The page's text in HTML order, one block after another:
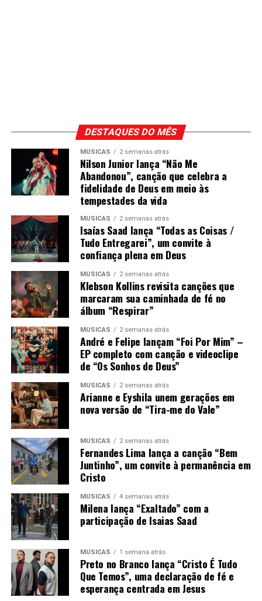
DESTAQUES DO MÊS
MÚSICAS 2 semanas atrás
Nilson Junior lança “Não Me
Abandonou”, canção que celebra a
fidelidade de Deus em meio às
tempestades da vida
MÚSICAS 2 semanas atrás
Isaías Saad lança “Todas as Coisas /
Tudo Entregarei”, um convite à
confiança plena em Deus
MÚSICAS 2 semanas atrás
Klebson Kollins revisita canções que
marcaram sua caminhada de fé no
álbum “Respirar”
MÚSICAS 2 semanas atrás
André e Felipe lançam “Foi Por Mim” –
EP completo com canção e videoclipe
de “Os Sonhos de Deus”
MÚSICAS 2 semanas atrás
Arianne e Eyshila unem gerações em
nova versão de “Tira-me do Vale”
MÚSICAS 2 semanas atrás
Fernandes Lima lança a canção “Bem
Juntinho”, um convite à permanência em
Cristo
MÚSICAS 4 semanas atrás
Milena lança “Exaltado” com a
participação de Isaias Saad
MÚSICAS 1 semana atrás
Preto no Branco lança “Cristo É Tudo
Que Temos”, uma declaração de fé e
esperança centrada em Jesus